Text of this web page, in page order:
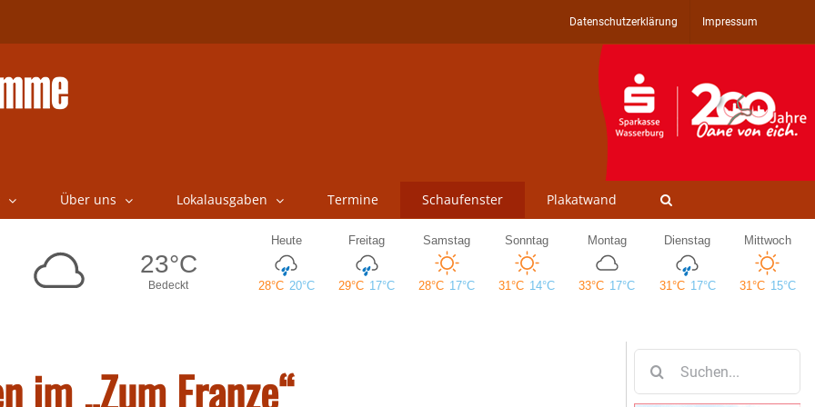
Datenschutzerklärung Impressum
Über uns Lokalausgaben Termine Schaufenster Plakatwand
im „Zum Franze“
nach: